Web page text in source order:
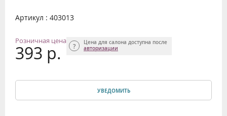
Артикул : 403013
Розничная цена
393 р.
Цена для салона доступна после
авторизации
УВЕДОМИТЬ